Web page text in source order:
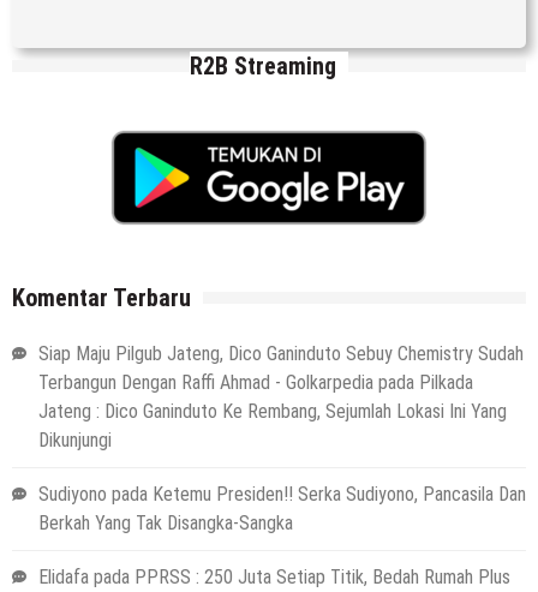
R2B Streaming
Komentar Terbaru
Siap Maju Pilgub Jateng, Dico Ganinduto Sebuy Chemistry Sudah
Terbangun Dengan Raffi Ahmad - Golkarpedia pada Pilkada
Jateng : Dico Ganinduto Ke Rembang, Sejumlah Lokasi Ini Yang
Dikunjungi
Sudiyono pada Ketemu Presiden!! Serka Sudiyono, Pancasila Dan
Berkah Yang Tak Disangka-Sangka
Elidafa pada PPRSS : 250 Juta Setiap Titik, Bedah Rumah Plus